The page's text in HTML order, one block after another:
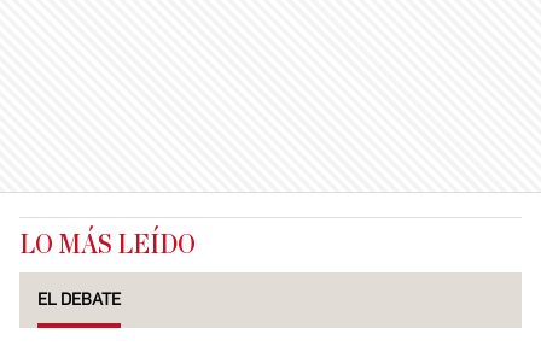
LO MÁS LEÍDO
EL DEBATE